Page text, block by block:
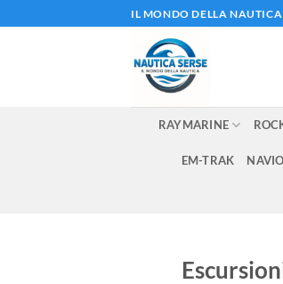
ai
IL MONDO DELLA
RAYMARINE
EM-TRAK